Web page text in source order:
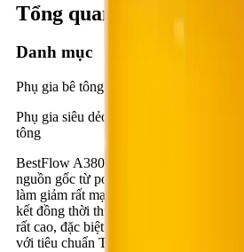
Tổng quan kỹ thuật
Danh mục
Phụ gia bê tông - Xi măng
Phụ gia siêu dẻo tầm cao, phát triển
tông
BestFlow A380 là phụ gia bê tông siêu
nguồn gốc từ polycarboxylate ether.
làm giảm rất mạnh lượng nước trộn, rút
kết đồng thời thúc đẩy quá trình phát
rất cao, đặc biệt là trong thời gian đầu.
với tiêu chuẩn TCVN 8826-2011 loại F.